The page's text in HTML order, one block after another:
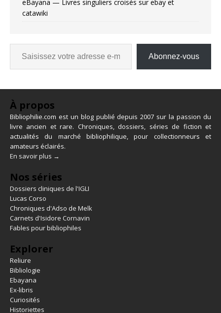
eBayana — Livres singuliers croisés sur ebay et
catawiki
Abonnez-vous
À propos
Bibliophilie.com est un blog publié depuis 2007 sur la passion du
livre ancien et rare. Chroniques, dossiers, séries de fiction et
actualités du marché bibliophilique, pour collectionneurs et
amateurs éclairés.
En savoir plus →
Nos séries
Dossiers cliniques de l'IGLI
Lucas Corso
Chroniques d'Adso de Melk
Carnets d'Isidore Cornavin
Fables pour bibliophiles
Explorer
Reliure
Bibliologie
Ebayana
Ex-libris
Curiosités
Historiettes